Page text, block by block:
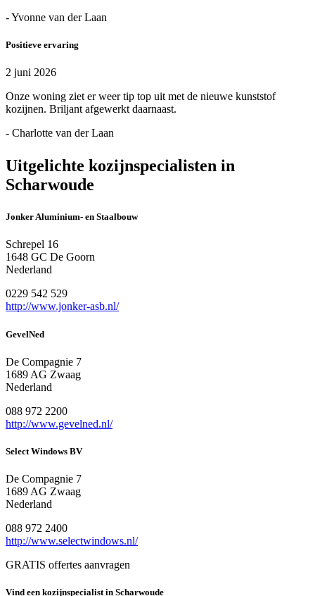
- Yvonne van der Laan
Positieve ervaring
2 juni 2026
Onze woning ziet er weer tip top uit met de nieuwe kunststof
kozijnen. Briljant afgewerkt daarnaast.
- Charlotte van der Laan
Uitgelichte kozijnspecialisten in
Scharwoude
Jonker Aluminium- en Staalbouw
Schrepel 16
1648 GC De Goorn
Nederland
0229 542 529
http://www.jonker-asb.nl/
GevelNed
De Compagnie 7
1689 AG Zwaag
Nederland
088 972 2200
http://www.gevelned.nl/
Select Windows BV
De Compagnie 7
1689 AG Zwaag
Nederland
088 972 2400
http://www.selectwindows.nl/
GRATIS offertes aanvragen
Vind een kozijnspecialist in Scharwoude